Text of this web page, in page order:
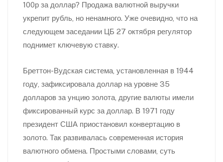
100р за доллар? Продажа валютной выручки
укрепит рубль, но ненамного. Уже очевидно, что на
следующем заседании ЦБ 27 октября регулятор
поднимет ключевую ставку.
Бреттон-Вудская система, установленная в 1944
году, зафиксировала доллар на уровне 35
долларов за унцию золота, другие валюты имели
фиксированный курс за доллар. В 1971 году
президент США приостановил конвертацию в
золото. Так развивалась современная история
валютного обмена. Простыми словами, суть